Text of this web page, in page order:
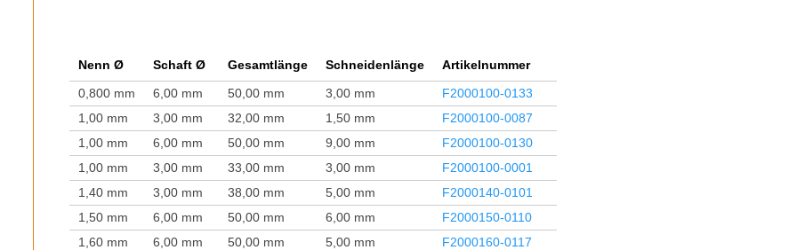
Nenn Ø Schaft Ø Gesamtlänge Schneidenlänge
Artikelnummer
0,800 mm
6,00 mm 50,00 mm 3,00 mm
F2000100-0133
1,00 mm
3,00 mm 32,00 mm 1,50 mm
F2000100-0087
1,00 mm
6,00 mm 50,00 mm 9,00 mm
F2000100-0130
1,00 mm
3,00 mm 33,00 mm 3,00 mm
F2000100-0001
1,40 mm
3,00 mm 38,00 mm 5,00 mm
F2000140-0101
1,50 mm
6,00 mm 50,00 mm 6,00 mm
F2000150-0110
1,60 mm
6,00 mm 50,00 mm 5,00 mm
F2000160-0117